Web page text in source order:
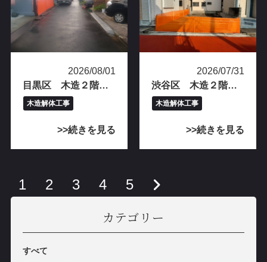
2026/08/01
目黒区 木造２階建て解体工事完工
木造解体工事
続きを見る
2026/07/31
渋谷区 木造２階建て解体工事完工
木造解体工事
続きを見る
1 2 3 4 5
カテゴリー
すべて